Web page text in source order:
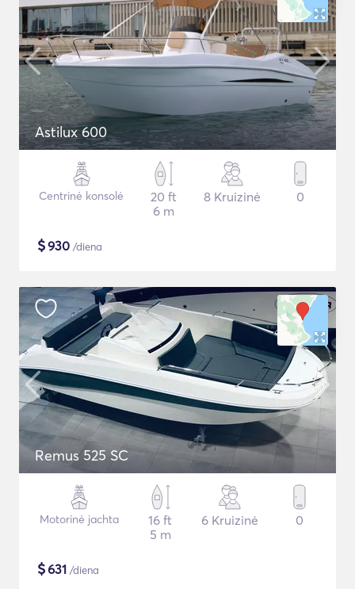
Astilux 600
Centrinė konsolė
20 ft
6 m
8 Kruizinė 0
$930 /diena
Remus 525 SC
Motorinė jachta
16 ft
5 m
6 Kruizinė 0
$631 /diena